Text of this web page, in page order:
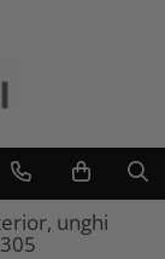
unghi